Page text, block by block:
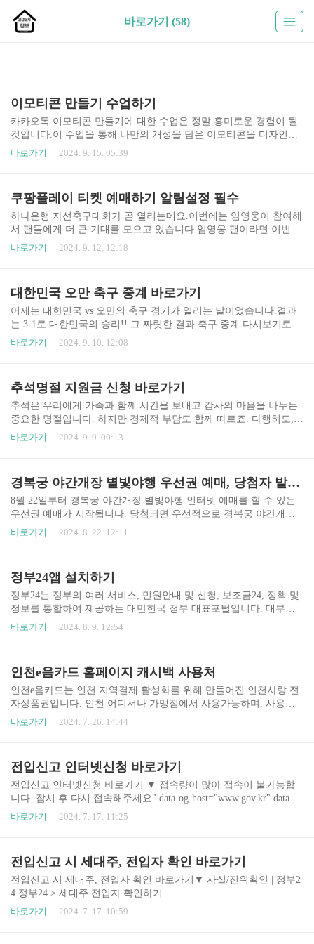
바로가기 (58)
이모티콘 만들기 수업하기
카카오톡 이모티콘 만들기에 대한 수업은 정말 흥미로운 경험이 될
것입니다.이 수업을 통해 나만의 개성을 담은 이모티콘을 디자인하
고, 친구들과의 소통을 더욱 풍부하게 할 수 있는 기회를 얻을 수 있
들기 수업▲ 라인 크리에이터스 ▲ 라인 크리에이터스 이모티콘 만
들기 수업▲
바로가기 2024. 9. 15. 05:39
쿠팡플레이 티켓 예매하기 알림설정 필수
하나은행 자선축구대회가 곧 열리는데요.이번에는 임영웅이 참여해
서 팬들에게 더 큰 기대를 모으고 있습니다.임영웅 팬이라면 이번 대
회는 정말 놓칠 수 없는 기회가 될 거예요. 대회를 놓치지 않으려면,
▼ 첫달은 무료로 시작하기
바로가기 2024. 9. 12. 12:18
대한민국 오만 축구 중계 바로가기
어제는 대한민국 vs 오만의 축구 경기가 열리는 날이었습니다.결과
는 3-1로 대한민국의 승리!! 그 짜릿한 결과 축구 중계 다시보기로
확인하실 수 있습니다. ▼▼ 쿠팡플레이에서 축구 중계 다시 보기
바로가기 2024. 9. 10. 12:08
추석명절 지원금 신청 바로가기
추석은 우리에게 가족과 함께 시간을 보내고 감사의 마음을 나누는
중요한 명절입니다. 하지만 경제적 부담도 함께 따르죠. 다행히도,
정부와 여러 지자체에서는 추석 명절을 맞아 다양한 지원금 프로그
회복지원금 안내입니다.⇧⇧한번 읽어보시길 바랍니다. 추석지원
금 신청하기 ⇧⇧ 추석 및 명절지원금 안내입니다.⇩⇩ 명절위로금
신청하기 추석 및 명절지원금은 대한민국 정부 및 지방자치단체가
제공하는 재정 지원 프로그램입니다. 이 지원금은 추석과 같은 주요
명절 동안 국민들의 경제적 부담을 줄이고, 소비를 촉진하기 위해 ..
바로가기 2024. 9. 9. 00:13
경복궁 야간개장 별빛야행 우선권 예매, 당첨자 발표,잔여석 예매
8월 22일부터 경복궁 야간개장 별빛야행 인터넷 예매를 할 수 있는
우선권 예매가 시작됩니다. 당첨되면 우선적으로 경복궁 야간개장
별빛야행 예약을 할 수있습니다. 선착순은 아니고 무작위추첨입니
셨다면 당첨발표만 기다리시면 되는데요, 당첨 발표는 8월 29일 14
시 입니다. 개별문자 발송드리지만, 혹시 못받으실 수도있으니아래
에서 확인하시면 됩니다. 국가유산진흥원으로 넘어갑니다. 예매권
당첨자 확인하기 예매권 당첨이 되지 않으셔도 속상해 하지 마시길
바랍니다. 우리에겐 잔여석이 있습니다! 잔여..
바로가기 2024. 8. 22. 12:11
정부24앱 설치하기
정부24는 정부의 여러 서비스, 민원안내 및 신청, 보조금24, 정책 및
정보를 통합하여 제공하는 대만힌국 정부 대표포털입니다. 대부분
의 지원금은 정부24에서 신청할 수 있으니 미리 설치해 두셔도 좋습
다. 정부24 홈페이지 방문하기
바로가기 2024. 8. 9. 12:54
인천e음카드 홈페이지 캐시백 사용처
인천e음카드는 인천 지역결제 활성화를 위해 만들어진 인천사랑 전
자상품권입니다. 인천 어디서나 가맹점에서 사용가능하며, 사용즉
시 최대 10% 캐시백으로 적립됩니다. 충전금으로 결제한 금액만 적
의하시길 바랍니다. 인천e음카드를 사용하기 위해서는 먼저 홈페이
지에서 가입후 카드를 만들어야 합니다. 좀 더 자세한 사항은 홈페이
지에 방문하셔서 확인하시길 바랍니다. 인천e음카드 홈페이지 방문
하기 인천e음카드 모바일 어플도 설치하면 좀 더 편리하게 사용하
실 수 있습니다. Play스토어에서 설치하기 App스토어에서 설치하기
바로가기 2024. 7. 26. 14:44
전입신고 인터넷신청 바로가기
전입신고 인터넷신청 바로가기 ▼ 접속량이 많아 접속이 불가능합
니다. 잠시 후 다시 접속해주세요" data-og-host="www.gov.kr" data-og
-source-url="https://www.gov.kr/mw/AA020InfoCappView.do?HighCtgC
안내 및 신청 | 정부24--> 전입신고 인터넷 신청하기www.gov.kr
바로가기 2024. 7. 17. 11:25
전입신고 시 세대주, 전입자 확인 바로가기
전입신고 시 세대주, 전입자 확인 바로가기▼ 사실/진위확인 | 정부2
4 정부24 > 세대주.전입자 확인하기
바로가기
2024. 7. 17. 10:59